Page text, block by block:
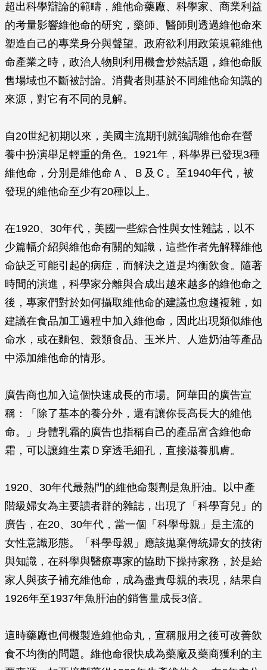
超出科學辯論的範疇，維他命藥廠、科學家、商業利益
的考量影響維他命的研究，藥師、醫師則透過維他命來
塑造自己的專業身分與聲望。政府欲利用政策規範維他
命產業之時，政治人物則利用機會炒熱話題，維他命販
售場域也不斷被討論。消費者則基於不同維他命知識的
來源，對它有不同的見解。
自20世紀初期以來，美國主流期刊就強調維他命在營
養中扮演舉足輕重的角色。1921年，科學界已發現3種
維他命，分別是維他命Ａ、Ｂ及Ｃ。至1940年代，被
發現的維他命至少有20種以上。
在1920、30年代，美國一些綜合性與女性雜誌，以不
少篇幅介紹與維他命有關的知識，這些作者先解釋維他
命缺乏可能引起的病症，而解決之道是均衡飲食。隨著
時間的演進，科學家分離與合成出越來越多的維他命之
後，專家們對於如何攝取維他命的建議也愈趨複雜，如
建議在食品加工過程中加入維他命，因此出現類似維他
命水，或在麵包、穀類食品、玉米片、人造奶油等產品
中添加維他命的情形。
廣告商也加入這個快速成長的市場。阿華田的廣告宣
稱：「除了基本的養分外，還有讓你長高長大的維他
命。」身體乳霜的廣告也指稱自己的產品富含維他命
霜，可以讓維生素Ｄ穿透毛細孔，直接滋養肌膚。
1920、30年代最熱門的維他命製劑是魚肝油。以中產
階級婦女為主要讀者群的雜誌，出現了「科學育兒」的
廣告，在20、30年代，當一個「科學母親」是主流的
女性意識形態。「科學母親」應該拋棄傳統婦女的技術
與知識，在科學與醫療專家的協助下操持家務，於是給
家人與孩子補充維他命，成為盡責母親的表現，結果自
1926年至1937年魚肝油的銷售量成長3倍。
這時藥廠也伺機製造維他命丸，宣稱服用之後可改善飲
食不均衡的問題。維他命很快成為藥廠及藥商獲利的主